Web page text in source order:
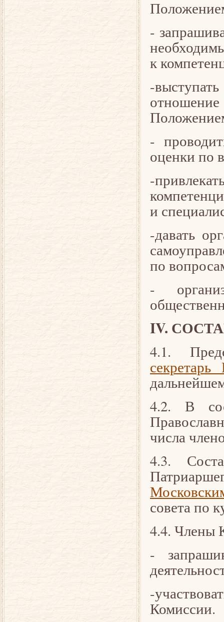
-
к
-
-
оценки по
-
и
-давать
по
-
IV.
4.1.
4.2. В
числа
4.3.
совета по
4.4. Члены
-
-
Комиссии.